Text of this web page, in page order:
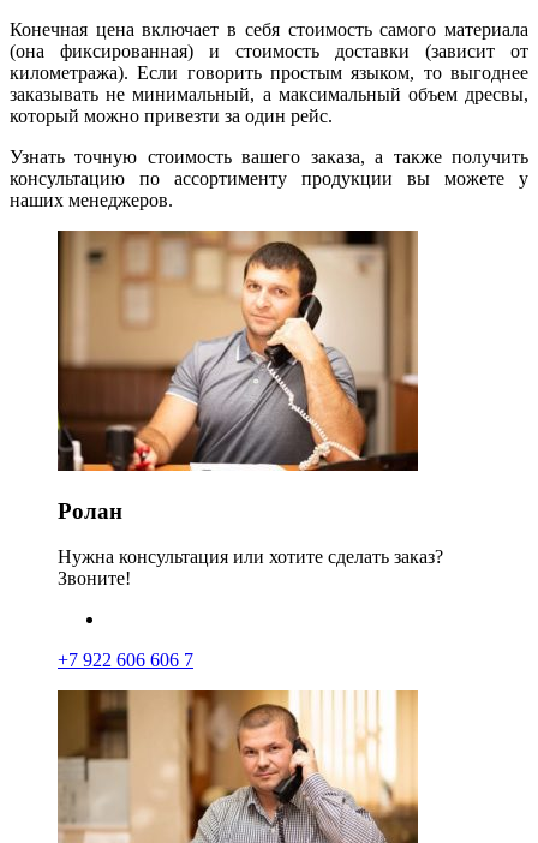
Конечная цена включает в себя стоимость самого материала
(она фиксированная) и стоимость доставки (зависит от
километража). Если говорить простым языком, то выгоднее
заказывать не минимальный, а максимальный объем дресвы,
который можно привезти за один рейс.
Узнать точную стоимость вашего заказа, а также получить
консультацию по ассортименту продукции вы можете у
наших менеджеров.
Ролан
Нужна консультация или хотите сделать заказ?
Звоните!
+7 922 606 606 7